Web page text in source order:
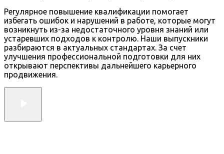
Регулярное повышение квалификации помогает
избегать ошибок и нарушений в работе, которые могут
возникнуть из-за недостаточного уровня знаний или
устаревших подходов к контролю. Наши выпускники
разбираются в актуальных стандартах. За счет
улучшения профессиональной подготовки для них
открывают перспективы дальнейшего карьерного
продвижения.